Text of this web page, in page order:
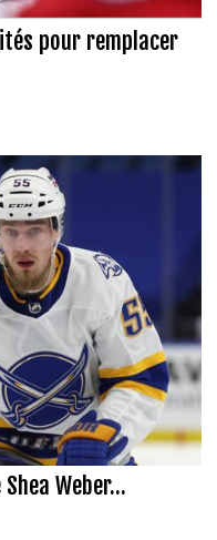
pour remplacer
Weber...